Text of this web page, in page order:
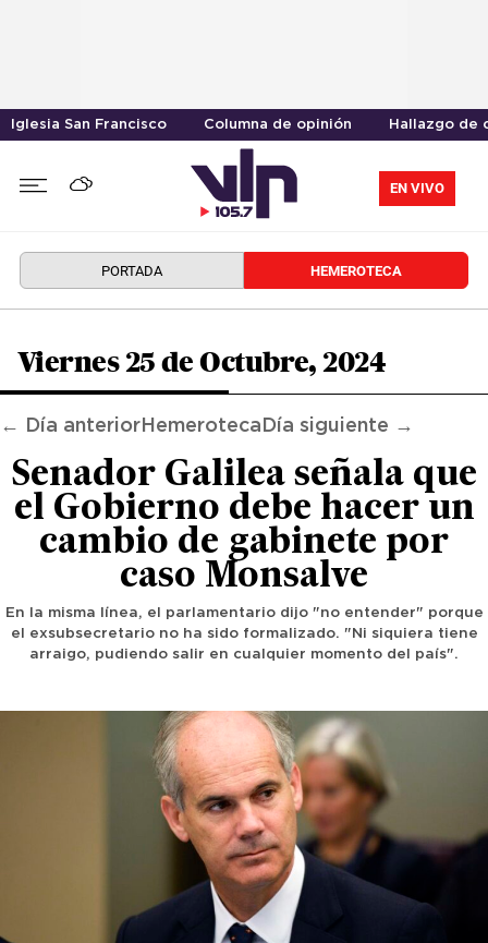
Iglesia San Francisco Columna de opinión Hallazgo de
EN VIVO
PORTADA HEMEROTECA
Viernes 25 de Octubre, 2024
← Día anterior Hemeroteca Día siguiente →
Senador Galilea señala que
el Gobierno debe hacer un
cambio de gabinete por
caso Monsalve
En la misma línea, el parlamentario dijo "no entender" porque
el exsubsecretario no ha sido formalizado. "Ni siquiera tiene
arraigo, pudiendo salir en cualquier momento del país".